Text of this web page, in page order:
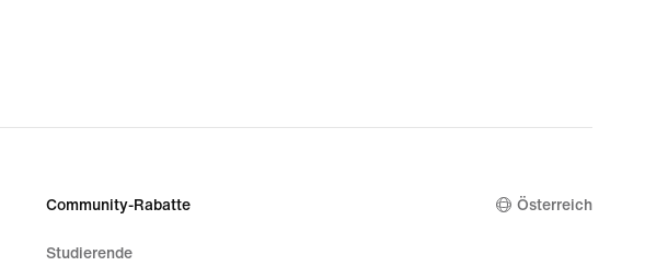
Community-Rabatte
Studierende
Österreich